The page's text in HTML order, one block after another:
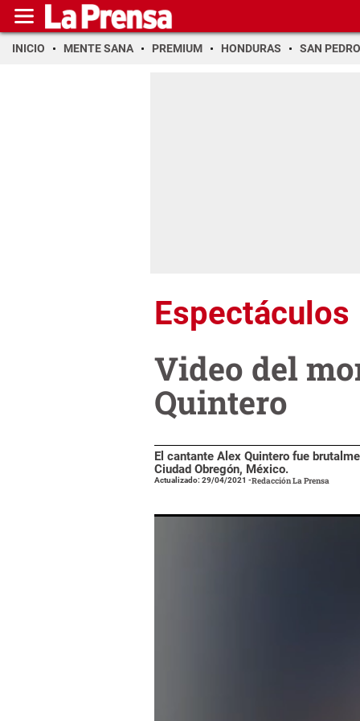
INICIO MENTE SANA PREMIUM HONDURAS SAN PEDRO
Espectáculos
Video del
Quintero
El cantante Alex Quintero fue
Ciudad Obregón, México.
Actualizado: 29/04/2021 -Redacción La Prensa